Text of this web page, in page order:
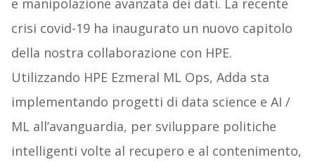
e manipolazione avanzata dei dati. La recente
crisi covid-19 ha inaugurato un nuovo capitolo
della nostra collaborazione con HPE.
Utilizzando HPE Ezmeral ML Ops, Adda sta
implementando progetti di data science e AI /
ML all’avanguardia, per sviluppare politiche
intelligenti volte al recupero e al contenimento,